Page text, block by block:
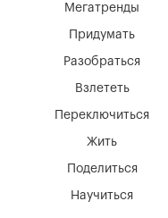
Мегатренды
Придумать
Разобраться
Взлететь
Переключиться
Жить
Поделиться
Научиться